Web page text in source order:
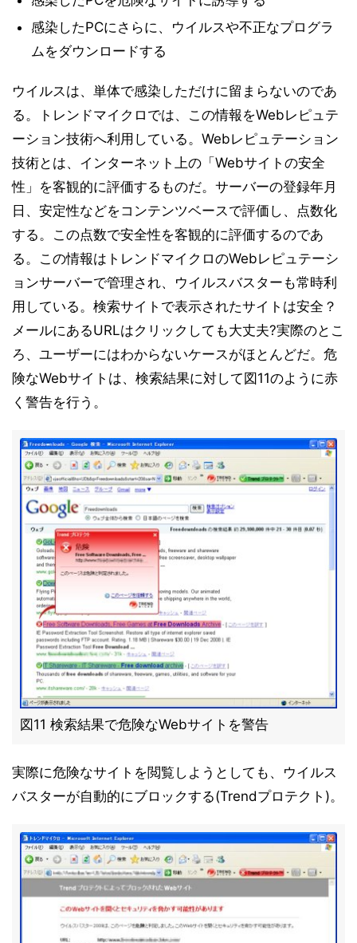
感染したPCにさらに、ウイルスや不正なプログラ
ムをダウンロードする
ウイルスは、単体で感染しただけに留まらないのであ
る。トレンドマイクロでは、この情報をWebレピュテ
ーション技術へ利用している。Webレピュテーション
技術とは、インターネット上の「Webサイトの安全
性」を客観的に評価するものだ。サーバーの登録年月
日、安定性などをコンテンツベースで評価し、点数化
する。この点数で安全性を客観的に評価するのであ
る。この情報はトレンドマイクロのWebレピュテーシ
ョンサーバーで管理され、ウイルスバスターも常時利
用している。検索サイトで表示されたサイトは安全？
メールにあるURLはクリックしても大丈夫?実際のとこ
ろ、ユーザーにはわからないケースがほとんどだ。危
険なWebサイトは、検索結果に対して図11のように赤
く警告を行う。
図11 検索結果で危険なWebサイトを警告
実際に危険なサイトを閲覧しようとしても、ウイルス
バスターが自動的にブロックする(Trendプロテクト)。